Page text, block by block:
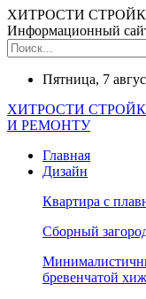
ХИТРОСТИ
Информационный
Пятница, 7
ХИТРОСТИ
И РЕМОНТУ
Главная
Дизайн
Квартира с
Сборный
бревенчатой